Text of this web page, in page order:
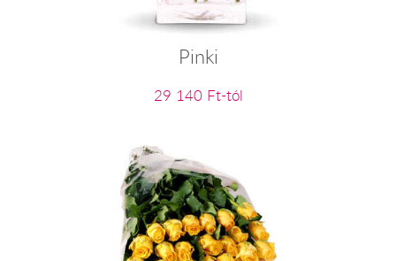
Pinki
29 140 Ft-tól